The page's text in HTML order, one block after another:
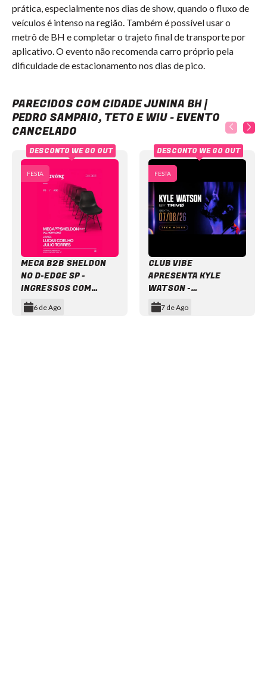
prática, especialmente nos dias de show, quando o fluxo de
veículos é intenso na região. Também é possível usar o
metrô de BH e completar o trajeto final de transporte por
aplicativo. O evento não recomenda carro próprio pela
dificuldade de estacionamento nos dias de pico.
PARECIDOS COM CIDADE JUNINA BH |
PEDRO SAMPAIO, TETO E WIU - EVENTO
CANCELADO
FESTA
MECA B2B SHELDON
NO D-EDGE SP -
INGRESSOS COM
DESCONTO
6 de Ago
DESCONTO WE GO OUT
FESTA
CLUB VIBE
APRESENTA KYLE
WATSON -
INGRESSOS COM
DESCONTO
7 de Ago
DESCONTO WE GO OUT